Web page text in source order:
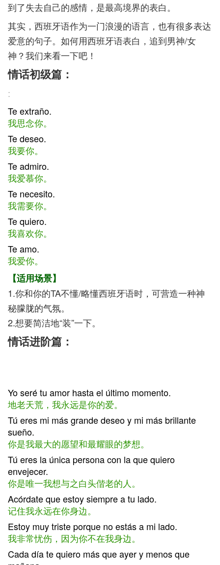
到了失去自己的感情，是最高境界的表白。
其实，西班牙语作为一门浪漫的语言，也有很多表达
爱意的句子。如何用西班牙语表白，追到男神/女
神？我们来看一下吧！
情话初级篇：
:
Te extraño.
我思念你。
Te deseo.
我要你。
Te admiro.
我爱慕你。
Te necesito.
我需要你。
Te quiero.
我喜欢你。
Te amo.
我爱你。
【适用场景】
1.你和你的TA不懂/略懂西班牙语时，可营造一种神
秘朦胧的气氛。
2.想要简洁地“装”一下。
情话进阶篇：
Yo seré tu amor hasta el último momento.
地老天荒，我永远是你的爱。
Tú eres mi más grande deseo y mi más brillante
sueño.
你是我最大的愿望和最耀眼的梦想。
Tú eres la única persona con la que quiero
envejecer.
你是唯一我想与之白头偕老的人。
Acórdate que estoy siempre a tu lado.
记住我永远在你身边。
Estoy muy triste porque no estás a mi lado.
我非常忧伤，因为你不在我身边。
Cada día te quiero más que ayer y menos que